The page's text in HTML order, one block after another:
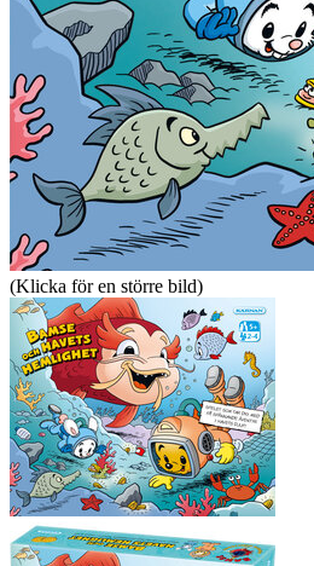
(Klicka för en större bild)